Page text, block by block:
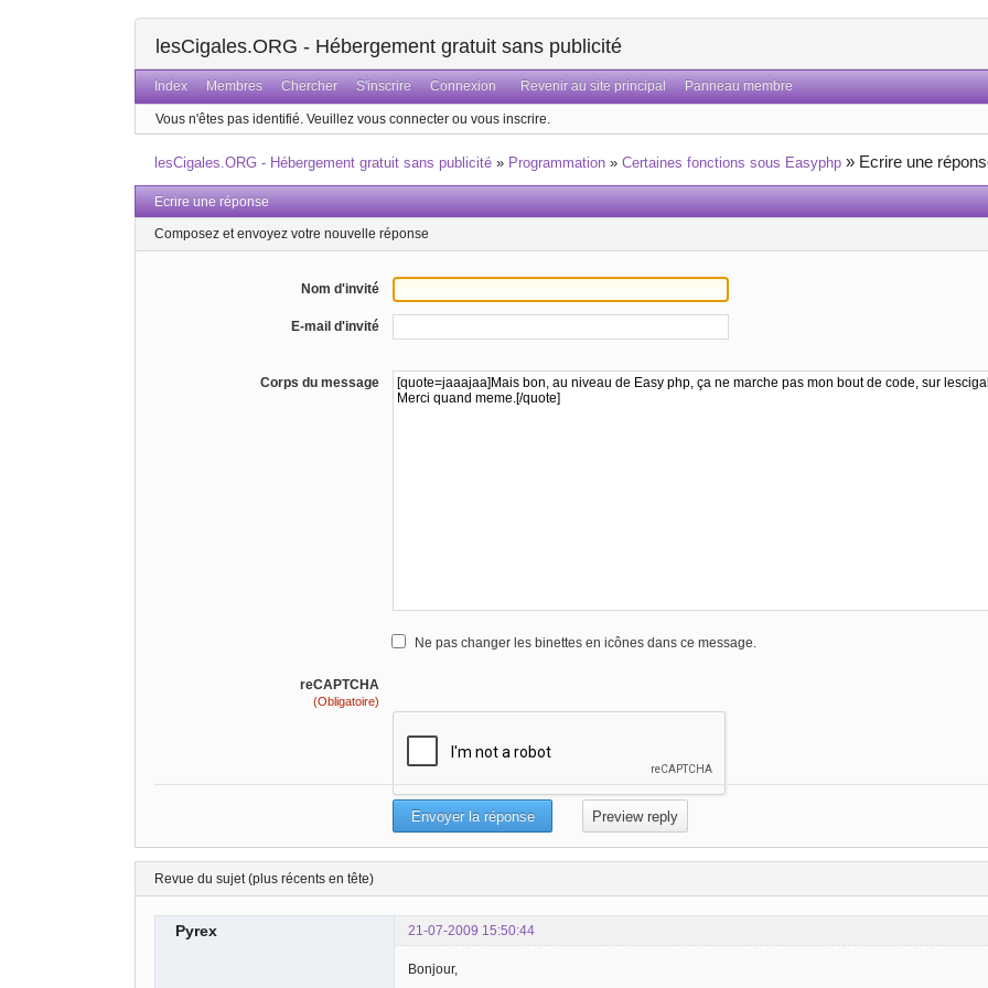
lesCigales.ORG - Hébergement gratuit sans publicité
Index Membres Chercher S'inscrire Connexion Revenir au site principal Panneau membre
Vous n'êtes pas identifié. Veuillez vous connecter ou vous inscrire.
lesCigales.ORG - Hébergement gratuit sans publicité » Programmation »Certaines fonctions sous Easyphp » Ecrire une
Ecrire une réponse
Composez et envoyez votre nouvelle réponse
Nom d'invité
E-mail d'invité
Corps du message
Ne pas changer les binettes en icônes dans ce message.
reCAPTCHA
(Obligatoire)
Revue du sujet (plus récents en tête)
Pyrex 21-07-2009 15:50:44
Bonjour,